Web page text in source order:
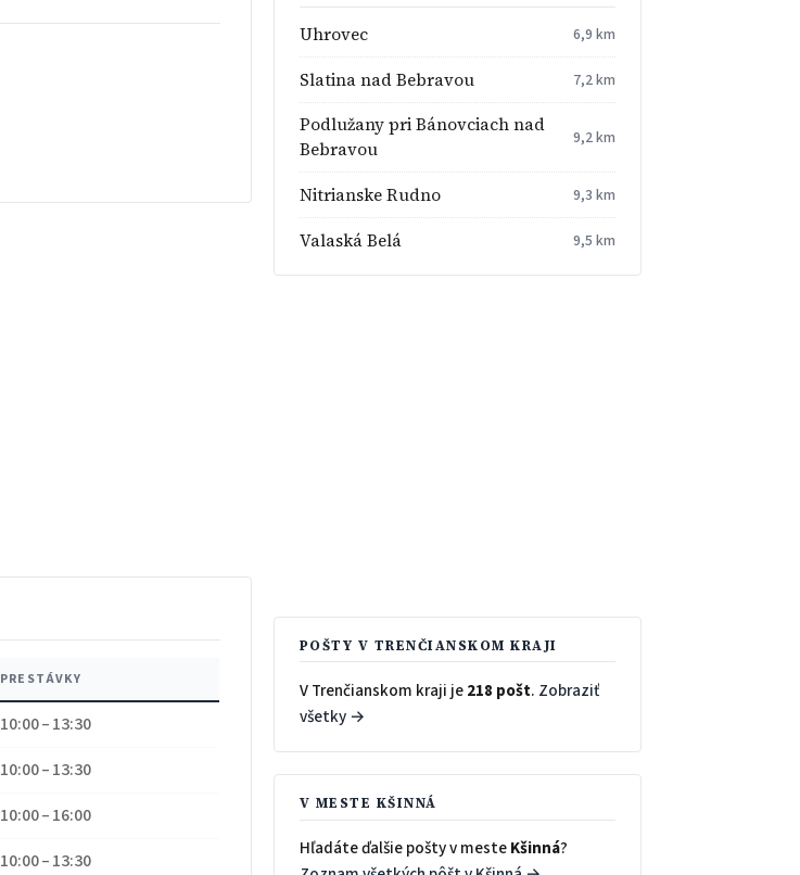
PRESTÁVKY
10:00 – 13:30
10:00 – 13:30
10:00 – 16:00
10:00 – 13:30
Uhrovec 6,9 km
Slatina nad Bebravou 7,2 km
Podlužany pri Bánovciach nad
Bebravou
9,2 km
Nitrianske Rudno 9,3 km
Valaská Belá 9,5 km
POŠTY V TRENČIANSKOM KRAJI
V Trenčianskom kraji je218 pošt. Zobraziť
všetky →
V MESTE KŠINNÁ
Hľadáte ďalšie pošty v mesteKšinná?